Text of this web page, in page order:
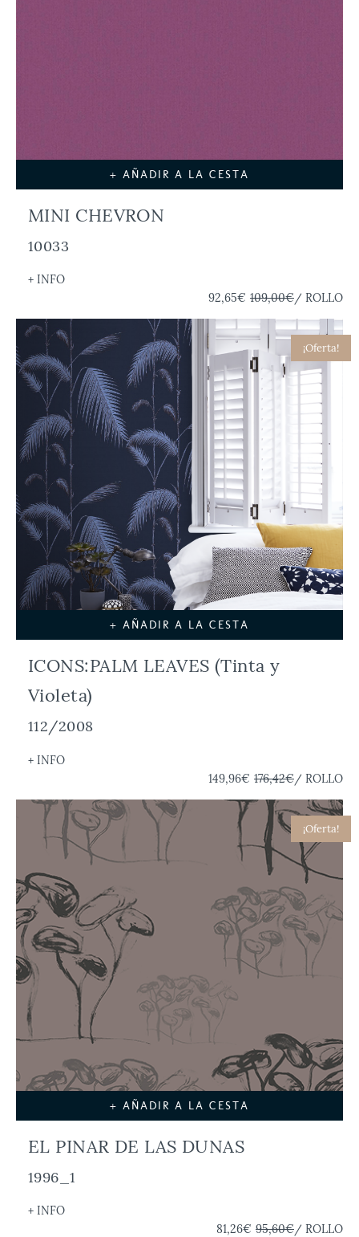
+ AÑADIR A LA CESTA
MINI CHEVRON
10033
+ INFO
92,65€ 109,00€/ ROLLO
¡Oferta!
+ AÑADIR A LA CESTA
ICONS:PALM LEAVES (Tinta y
Violeta)
112/2008
+ INFO
149,96€ 176,42€/ ROLLO
¡Oferta!
+ AÑADIR A LA CESTA
EL PINAR DE LAS DUNAS
1996_1
+ INFO
81,26€ 95,60€/ ROLLO